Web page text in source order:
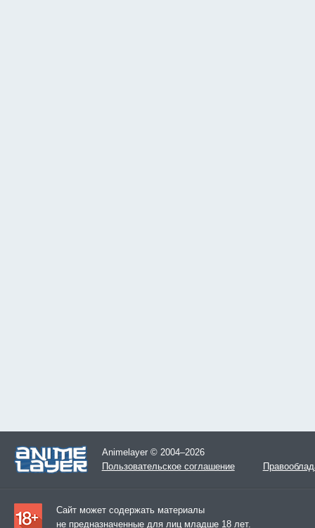
Animelayer © 2004–2026
Пользовательское соглашение
Сайт может содержать материалы
не предназначенные для лиц младше 18 лет.